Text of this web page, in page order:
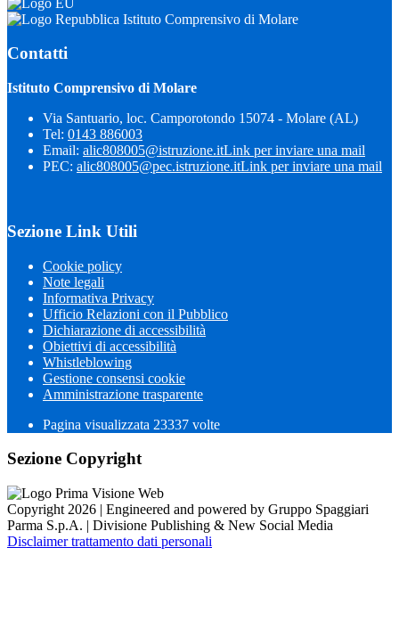
Istituto Comprensivo di Molare
Contatti
Istituto Comprensivo di Molare
Via Santuario, loc. Camporotondo 15074 - Molare (AL)
Tel: 0143 886003
Email: alic808005@istruzione.itLink per inviare una mail
PEC: alic808005@pec.istruzione.itLink per inviare una mail
Sezione Link Utili
Cookie policy
Note legali
Informativa Privacy
Ufficio Relazioni con il Pubblico
Dichiarazione di accessibilità
Obiettivi di accessibilità
Whistleblowing
Gestione consensi cookie
Amministrazione trasparente
Pagina visualizzata 23337 volte
Sezione Copyright
Copyright 2026 | Engineered and powered by Gruppo Spaggiari
Parma S.p.A. | Divisione Publishing & New Social Media
Disclaimer trattamento dati personali